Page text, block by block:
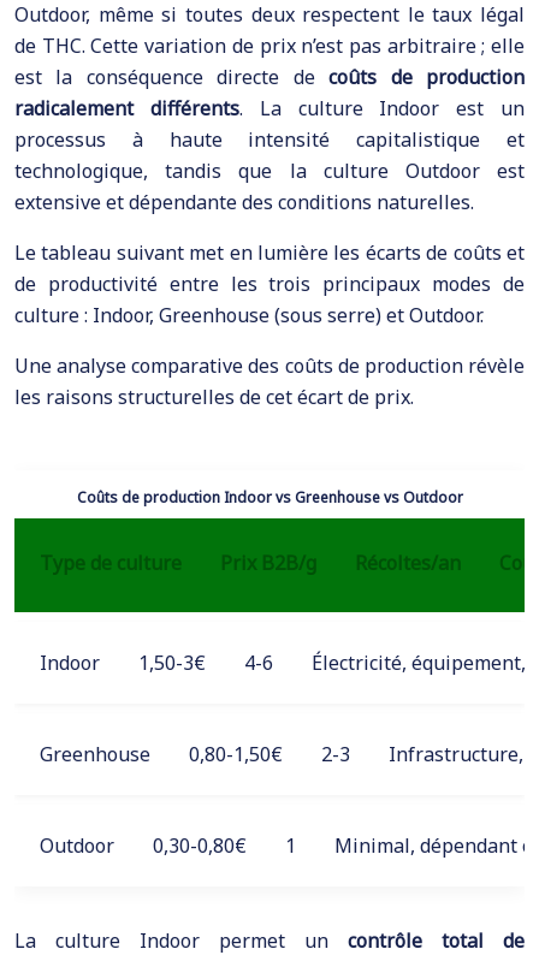
Outdoor, même si toutes deux respectent le taux légal
de THC. Cette variation de prix n’est pas arbitraire ; elle
est la conséquence directe decoûts de production
radicalement différents. La culture Indoor est un
processus à haute intensité capitalistique et
technologique, tandis que la culture Outdoor est
extensive et dépendante des conditions naturelles.
Le tableau suivant met en lumière les écarts de coûts et
de productivité entre les trois principaux modes de
culture : Indoor, Greenhouse (sous serre) et Outdoor.
Une analyse comparative des coûts de production révèle
les raisons structurelles de cet écart de prix.
Coûts de production Indoor vs Greenhouse vs Outdoor
Type de culture Prix B2B/g Récoltes/an
Indoor 1,50-3€ 4-6 Électricité, équipement,
Greenhouse 0,80-1,50€ 2-3 Infrastructure,
Outdoor 0,30-0,80€ 1 Minimal, dépendant
La culture Indoor permet un contrôle total de